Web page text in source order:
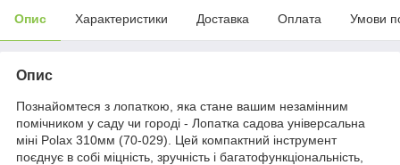
Опис Характеристики Доставка Оплата Умови
Опис
Познайомтеся з лопаткою, яка стане вашим незамінним
помічником у саду чи городі - Лопатка садова універсальна
міні Polax 310мм (70-029). Цей компактний інструмент
поєднує в собі міцність, зручність і багатофункціональність,